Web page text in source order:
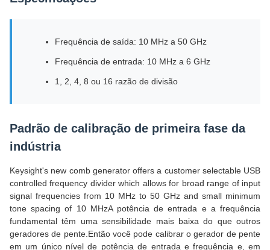
Frequência de saída: 10 MHz a 50 GHz
Frequência de entrada: 10 MHz a 6 GHz
1, 2, 4, 8 ou 16 razão de divisão
Padrão de calibração de primeira fase da
indústria
Keysight's new comb generator offers a customer selectable USB
controlled frequency divider which allows for broad range of input
signal frequencies from 10 MHz to 50 GHz and small minimum
tone spacing of 10 MHzA potência de entrada e a frequência
fundamental têm uma sensibilidade mais baixa do que outros
geradores de pente.Então você pode calibrar o gerador de pente
em um único nível de potência de entrada e frequência e, em